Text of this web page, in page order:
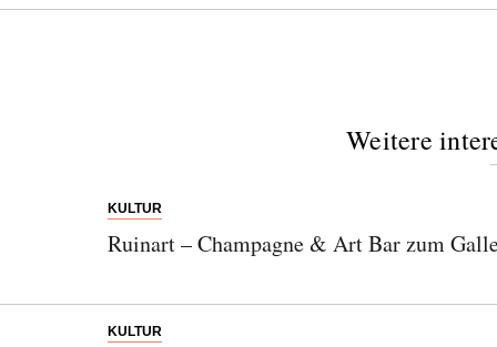
Weitere
KULTUR
Ruinart – Champagne & Art Bar zum
KULTUR